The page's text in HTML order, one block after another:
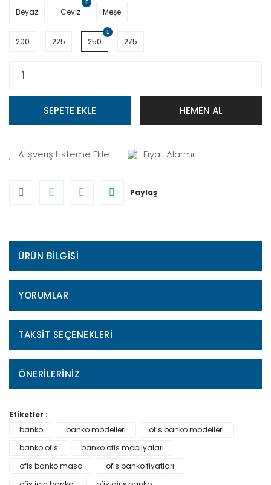
Beyaz Ceviz Meşe
200 225 250 275
SEPETE EKLE HEMEN AL
Fiyat Alarmı
Paylaş
ÜRÜN BILGISI
YORUMLAR
TAKSIT SEÇENEKLERI
ÖNERILERINIZ
Etiketler :
banko
banko modelleri
ofis banko modelleri
banko ofis
banko ofis mobilyaları
ofis banko masa
ofis banko fiyatları